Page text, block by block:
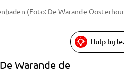
(Foto: De Warande
Hulp bij
Warande de